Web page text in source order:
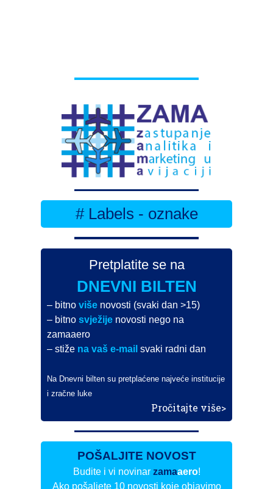
# Labels - oznake
Pretplatite se na
DNEVNI BILTEN
– bitnoviše novosti (svaki dan >15)
– bitnosvježije novosti nego na
zamaaero
– stiže na vaš e-mail svaki radni dan
Na Dnevni bilten su pretplaćene najveće institucije
i zračne luke
Pročitajte više>
POŠALJITE NOVOST
Budite i vi novinar zamaaero!
Ako pošaljete 10 novosti koje objavimo